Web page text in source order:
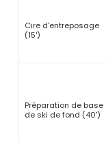
Cire d'entreposage
(15')
Préparation de base
de ski de fond (40')